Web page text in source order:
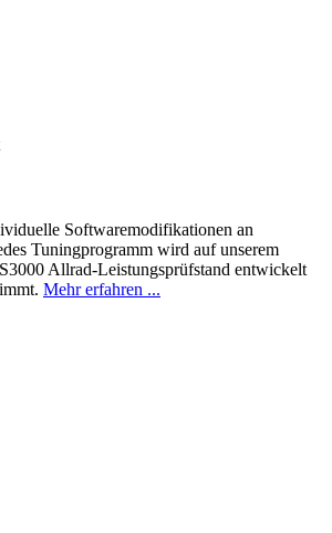
Softwaremodifikationen an
Tuningprogramm wird auf unserem
Allrad-Leistungsprüfstand entwickelt
Mehr erfahren ...